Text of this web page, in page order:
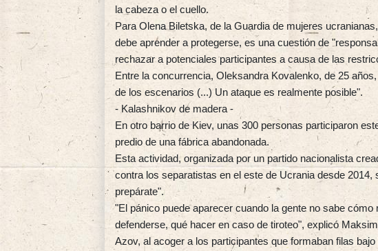
la cabeza o el cuello.
Para Olena Biletska, de la Guardia de mujeres
debe aprender a protegerse, es una cuestión de
rechazar a potenciales participantes a causa de las
Entre la concurrencia, Oleksandra Kovalenko, de 25
de los escenarios (...) Un ataque es realmente posible".
- Kalashnikov de madera -
En otro barrio de Kiev, unas 300 personas participaron
predio de una fábrica abandonada.
Esta actividad, organizada por un partido nacionalista
contra los separatistas en el este de Ucrania desde 2014,
prepárate".
"El pánico puede aparecer cuando la gente no sabe
defenderse, qué hacer en caso de tiroteo", explicó
Azov, al acoger a los participantes que formaban filas